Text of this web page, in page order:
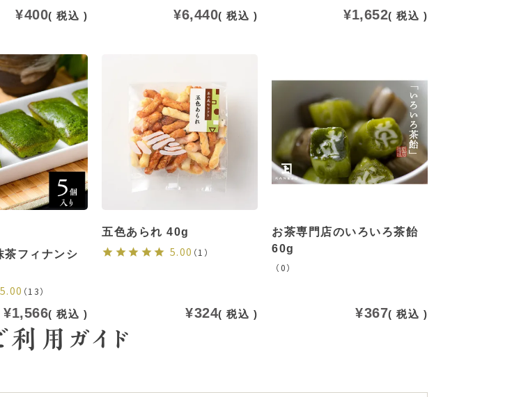
¥400 税込 ¥6,440 税込 ¥1,652 税込
茶フィナンシ
5.00 （13）
¥1,566 税込
五色あられ 40g
5.00 （1）
¥324 税込
お茶専門店のいろいろ茶飴
60g
（0）
¥367 税込
利用ガイド